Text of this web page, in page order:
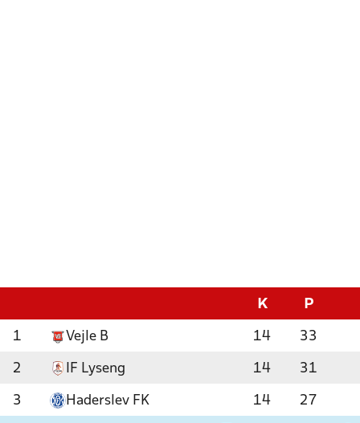
K P
1 Vejle B 14 33
2 IF Lyseng 14 31
3 Haderslev FK 14 27